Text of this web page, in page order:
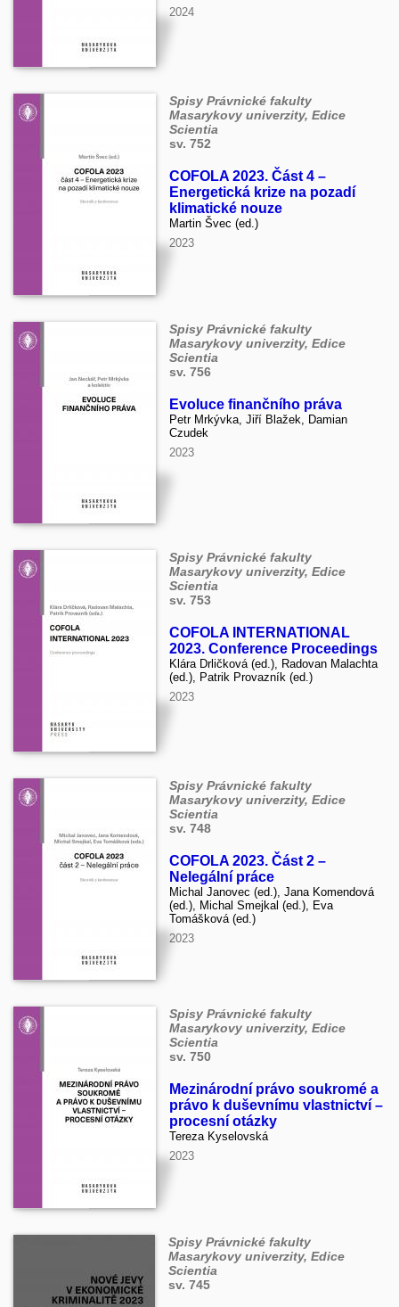
2024
Spisy Právnické fakulty
Masarykovy univerzity, Edice
Scientia
sv. 752
COFOLA 2023. Část 4 –
Energetická krize na pozadí
klimatické nouze
Martin Švec (ed.)
2023
Spisy Právnické fakulty
Masarykovy univerzity, Edice
Scientia
sv. 756
Evoluce finančního práva
Petr Mrkývka, Jiří Blažek, Damian
Czudek
2023
Spisy Právnické fakulty
Masarykovy univerzity, Edice
Scientia
sv. 753
COFOLA INTERNATIONAL
2023. Conference Proceedings
Klára Drličková (ed.), Radovan Malachta
(ed.), Patrik Provazník (ed.)
2023
Spisy Právnické fakulty
Masarykovy univerzity, Edice
Scientia
sv. 748
COFOLA 2023. Část 2 –
Nelegální práce
Michal Janovec (ed.), Jana Komendová
(ed.), Michal Smejkal (ed.), Eva
Tomášková (ed.)
2023
Spisy Právnické fakulty
Masarykovy univerzity, Edice
Scientia
sv. 750
Mezinárodní právo soukromé a
právo k duševnímu vlastnictví –
procesní otázky
Tereza Kyselovská
2023
Spisy Právnické fakulty
Masarykovy univerzity, Edice
Scientia
sv. 745